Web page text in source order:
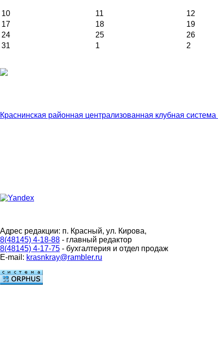
10 11
12
17
18
19
24
25
26
31
1 2
Краснинская районная централизованная клубная
Адрес редакции: п. Красный, ул. Кирова,
8(48145) 4-18-88 - главный редактор
8(48145) 4-17-75 - бухгалтерия и отдел продаж
E-mail: krasnkray@rambler.ru